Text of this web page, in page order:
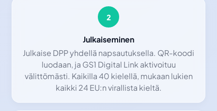
2
Julkaiseminen
Julkaise DPP yhdellä napsautuksella. QR-koodi
luodaan, ja GS1 Digital Link aktivoituu
välittömästi. Kaikilla 40 kielellä, mukaan lukien
kaikki 24 EU:n virallista kieltä.